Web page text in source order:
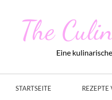
The
Eine
STARTSEITE